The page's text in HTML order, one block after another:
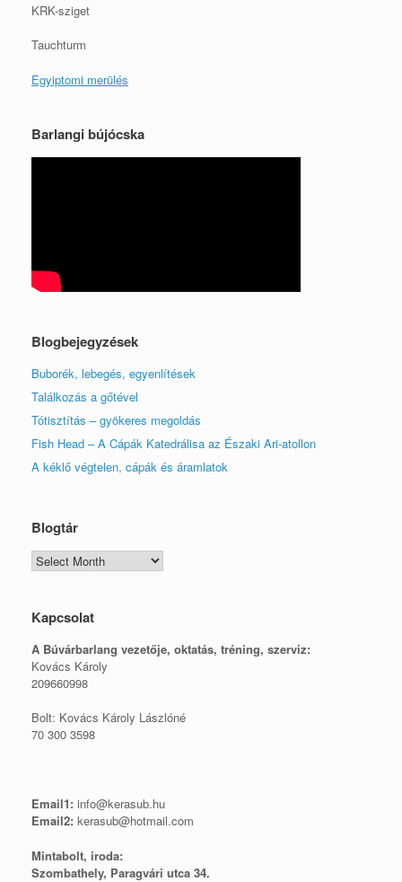
KRK-sziget
Tauchturm
Egyiptomi merülés
Barlangi bújócska
Blogbejegyzések
Buborék, lebegés, egyenlítések
Találkozás a gőtével
Tótisztítás – gyökeres megoldás
Fish Head – A Cápák Katedrálisa az Északi Ari-atollon
A kéklő végtelen, cápák és áramlatok
Blogtár
Blogtár
Kapcsolat
A Búvárbarlang vezetője, oktatás, tréning, szerviz:
Kovács Károly
209660998
Bolt: Kovács Károly Lászlóné
70 300 3598
Email1: info@kerasub.hu
Email2: kerasub@hotmail.com
Mintabolt, iroda:
Szombathely, Paragvári utca 34.